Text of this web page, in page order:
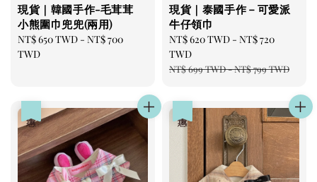
現貨｜韓國手作-毛茸茸
小熊圍巾兜兜(兩用)
Regular
price
NT$ 650 TWD - NT$ 700
TWD
現貨｜泰國手作－可愛派
牛仔領巾
Sale
price
NT$ 620 TWD - NT$ 720
TWD
Regular
NT$ 699 TWD-NT$ 799 TWD